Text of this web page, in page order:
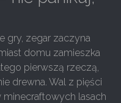
gry, zegar zaczyna
domu zamieszka
pierwszą rzeczą,
drewna. Wal z pięści
lasach